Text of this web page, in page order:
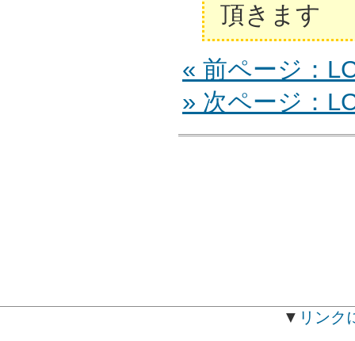
頂きます
« 前ページ：
» 次ページ：
▼ リンク